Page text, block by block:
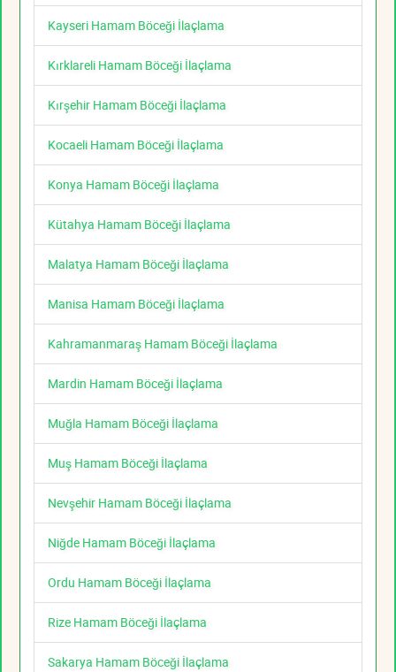
Kayseri Hamam Böceği İlaçlama
Kırklareli Hamam Böceği İlaçlama
Kırşehir Hamam Böceği İlaçlama
Kocaeli Hamam Böceği İlaçlama
Konya Hamam Böceği İlaçlama
Kütahya Hamam Böceği İlaçlama
Malatya Hamam Böceği İlaçlama
Manisa Hamam Böceği İlaçlama
Kahramanmaraş Hamam Böceği İlaçlama
Mardin Hamam Böceği İlaçlama
Muğla Hamam Böceği İlaçlama
Muş Hamam Böceği İlaçlama
Nevşehir Hamam Böceği İlaçlama
Niğde Hamam Böceği İlaçlama
Ordu Hamam Böceği İlaçlama
Rize Hamam Böceği İlaçlama
Sakarya Hamam Böceği İlaçlama